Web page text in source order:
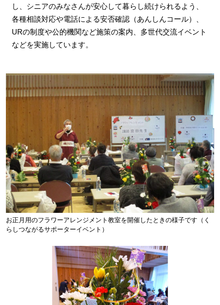
し、シニアのみなさんが安心して暮らし続けられるよう、
各種相談対応や電話による安否確認（あんしんコール）、
URの制度や公的機関など施策の案内、多世代交流イベント
などを実施しています。
お正月用のフラワーアレンジメント教室を開催したときの様子です（く
らしつながるサポーターイベント）